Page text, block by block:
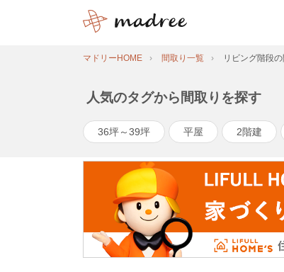
マドリーHOME 間取り一覧 リビング階段
人気のタグから間取りを探す
36坪～39坪 平屋 2階建